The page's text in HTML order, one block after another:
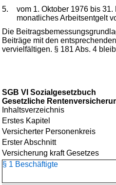
5.
vom 1. Oktober 1976 bis
monatliches Arbeitsentgelt
Die
Beiträge mit den
vervielfältigen. § 181 Abs. 4
SGB VI Sozialgesetzbuch
Gesetzliche
Inhaltsverzeichnis
Erstes Kapitel
Versicherter Personenkreis
Erster Abschnitt
Versicherung kraft Gesetzes
§ 1 Beschäftigte